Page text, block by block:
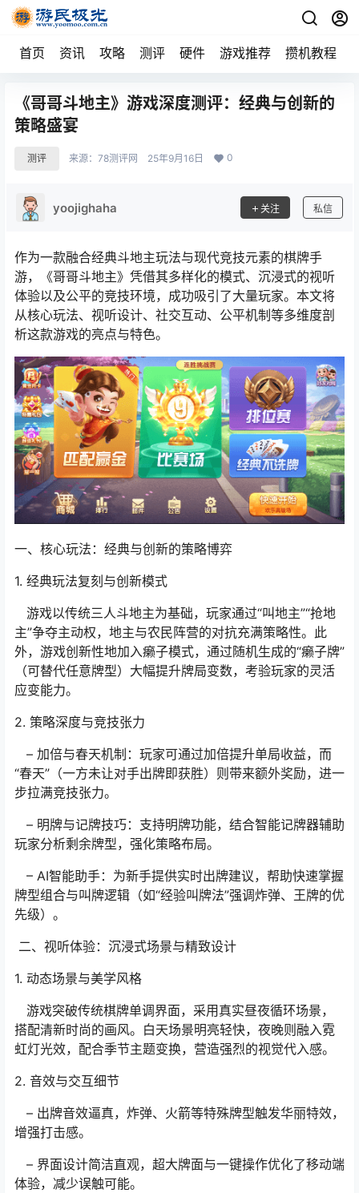
首页 资讯 攻略 测评 硬件 游戏推荐 攒机教程
《哥哥斗地主》游戏深度测评：经典与创新的
策略盛宴
测评 来源： 78测评网 25年9月16日 0
yoojighaha 关注 私信
作为一款融合经典斗地主玩法与现代竞技元素的棋牌手
游，《哥哥斗地主》凭借其多样化的模式、沉浸式的视听
体验以及公平的竞技环境，成功吸引了大量玩家。本文将
从核心玩法、视听设计、社交互动、公平机制等多维度剖
析这款游戏的亮点与特色。
一、核心玩法：经典与创新的策略博弈
1. 经典玩法复刻与创新模式
游戏以传统三人斗地主为基础，玩家通过“叫地主”“抢地
主”争夺主动权，地主与农民阵营的对抗充满策略性。此
外，游戏创新性地加入癞子模式，通过随机生成的“癞子牌”
（可替代任意牌型）大幅提升牌局变数，考验玩家的灵活
应变能力。
2. 策略深度与竞技张力
– 加倍与春天机制：玩家可通过加倍提升单局收益，而
“春天”（一方未让对手出牌即获胜）则带来额外奖励，进一
步拉满竞技张力。
– 明牌与记牌技巧：支持明牌功能，结合智能记牌器辅助
玩家分析剩余牌型，强化策略布局。
– AI智能助手：为新手提供实时出牌建议，帮助快速掌握
牌型组合与叫牌逻辑（如“经验叫牌法”强调炸弹、王牌的优
先级）。
二、视听体验：沉浸式场景与精致设计
1. 动态场景与美学风格
游戏突破传统棋牌单调界面，采用真实昼夜循环场景，
搭配清新时尚的画风。白天场景明亮轻快，夜晚则融入霓
虹灯光效，配合季节主题变换，营造强烈的视觉代入感。
2. 音效与交互细节
– 出牌音效逼真，炸弹、火箭等特殊牌型触发华丽特效，
增强打击感。
– 界面设计简洁直观，超大牌面与一键操作优化了移动端
体验，减少误触可能。